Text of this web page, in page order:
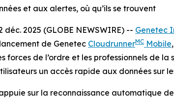
et aux alertes, où qu’ils se trouvent
déc. 2025 (GLOBE NEWSWIRE) -- Genetec
de Genetec CloudrunnerMC Mobile
forces de l’ordre et les professionnels de
un accès rapide aux données sur
sur la reconnaissance automatique